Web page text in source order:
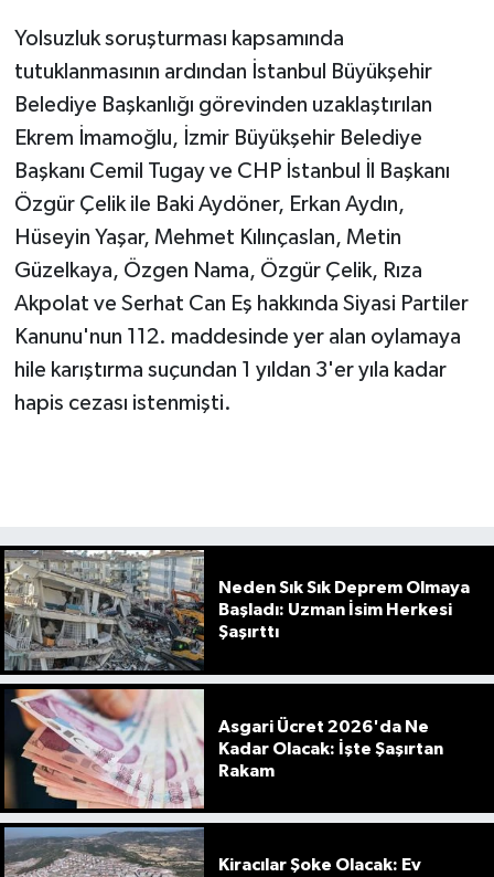
Yolsuzluk soruşturması kapsamında
tutuklanmasının ardından İstanbul Büyükşehir
Belediye Başkanlığı görevinden uzaklaştırılan
Ekrem İmamoğlu, İzmir Büyükşehir Belediye
Başkanı Cemil Tugay ve CHP İstanbul İl Başkanı
Özgür Çelik ile Baki Aydöner, Erkan Aydın,
Hüseyin Yaşar, Mehmet Kılınçaslan, Metin
Güzelkaya, Özgen Nama, Özgür Çelik, Rıza
Akpolat ve Serhat Can Eş hakkında Siyasi Partiler
Kanunu'nun 112. maddesinde yer alan oylamaya
hile karıştırma suçundan 1 yıldan 3'er yıla kadar
hapis cezası istenmişti.
Neden Sık Sık Deprem Olmaya
Başladı: Uzman İsim Herkesi
Şaşırttı
Asgari Ücret 2026'da Ne
Kadar Olacak: İşte Şaşırtan
Rakam
Kiracılar Şoke Olacak: Ev